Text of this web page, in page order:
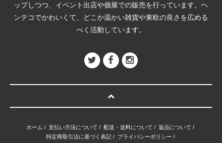
ップしつつ、イベント出店や個展での販売を行っています。ヘ
ンテコでかわいくて、どこか温かい雑貨や東欧の良さを広める
べく活動しています。
ホーム / 支払い方法について / 配送・送料について / 返品について /
特定商取引法に基づく表記/ プライバシーポリシー /